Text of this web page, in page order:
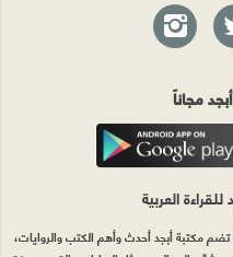
مجاناً
العربية
تضم مكتبة أبجد أحدث وأهم الكتب والروايات،